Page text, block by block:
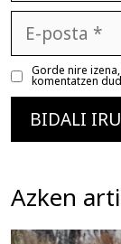
posta
Gorde nire
komentatzen
Azken